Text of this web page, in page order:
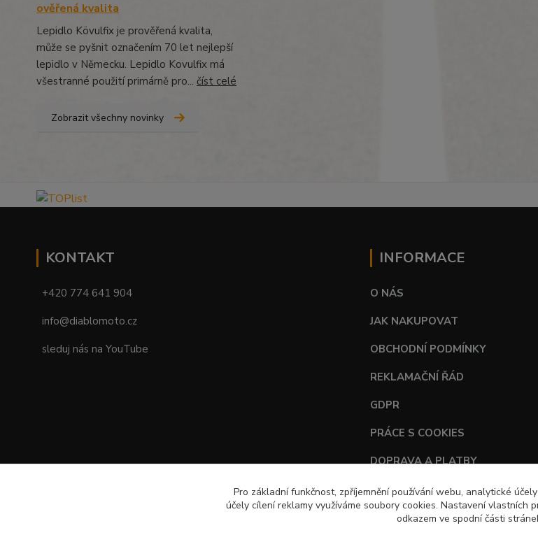
ověřená kvalita
Lepidlo Kövulfix je prověřená kvalita,
může se pyšnit označením 70 let nejlepší
lepidlo v Německu. Lepidlo Kovulfix má
všestranné použití primárně pro... číst celé
Zobrazit všechny novinky
KONTAKT
+420 774 641 904
info@diablomoto.cz
sleduj nás na YouTube
INFORMACE
O NÁS
JAK NAKUPOVAT
OBCHODNÍ PODMÍNKY
REKLAMAČNÍ ŘÁD
GDPR
PRÁCE S COOKIES
DOPRAVA A PLATBY
TABULKY VELIKOSTÍ
Pro základní funkčnost, zpříjemnění používání webu, analytické
účely cílení reklamy využíváme soubory cookies. Nastavení vlastních
odkazem ve spodní části